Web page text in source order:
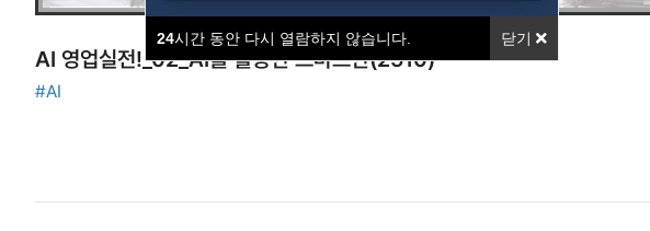
24시간 동안 다시 열람하지 않습니다. 닫기
AI 영업실전!_02_AI를 활용한 스마트한(2510)
#AI